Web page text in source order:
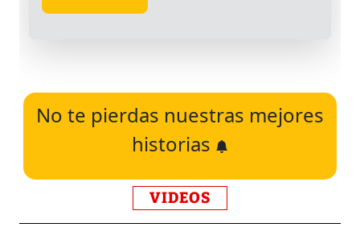
No te pierdas nuestras mejores
historias
VIDEOS